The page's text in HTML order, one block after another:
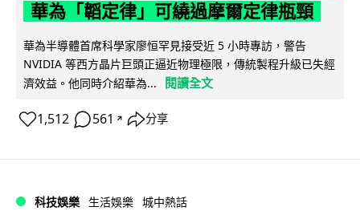
華為「韜定律」可繞過摩爾定律瓶頸
華為半導體首席科學家廖恒罕見接受近 5 小時專訪，警告
NVIDIA 等西方晶片巨頭正逼近物理極限，傳統製程升級已失經
濟效益。他同時介紹華為...
閱讀全文
1,512 561 ↗ 分享
科技娛樂 生活娛樂 城中熱話